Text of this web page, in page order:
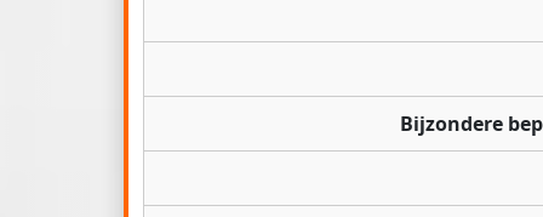
Bijzondere